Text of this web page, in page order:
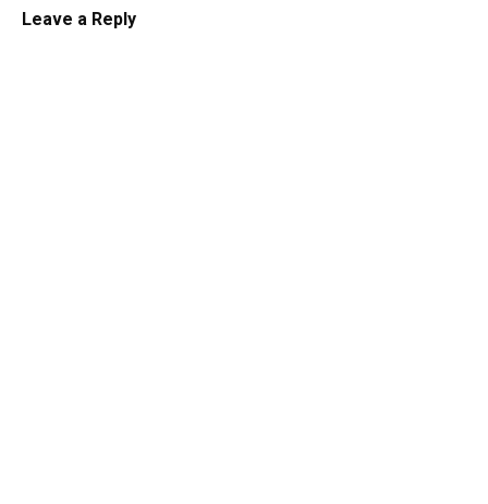
Leave a Reply